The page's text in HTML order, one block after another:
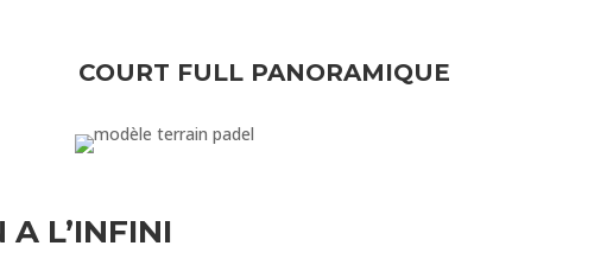
COURT FULL PANORAMIQUE
A L’INFINI